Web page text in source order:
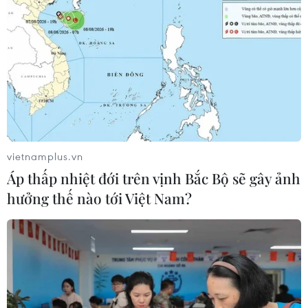
Phát hiện lỗ hổng bảo mật
nghiêm trọng trên loạt
trình duyệt tích hợp AI
06/08/2026 15:57
Thành lập Hội đồng cấp
Nhà nước xét tặng các giải
thưởng khoa học và công
nghệ
06/08/2026 14:19
Đến năm 2030, Việt Nam
làm chủ ít nhất 4 công
nghệ chiến lược
06/08/2026 12:58
Trung Quốc vận hành giàn
phát điện gió nổi đầu tiên
chịu được bão cấp 17
06/08/2026 11:20
vietnamplus.vn
Áp thấp nhiệt đới trên vịnh Bắc Bộ sẽ gây ảnh
hưởng thế nào tới Việt Nam?